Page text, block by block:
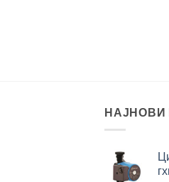
НАЈНОВИ